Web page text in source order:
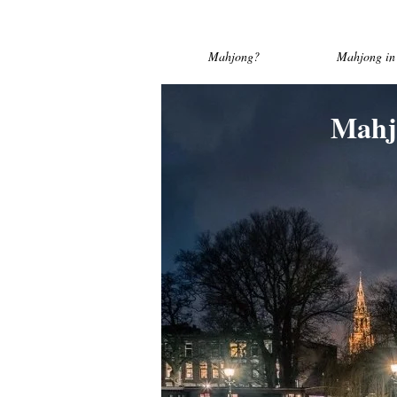
Mahjong? Mahjong